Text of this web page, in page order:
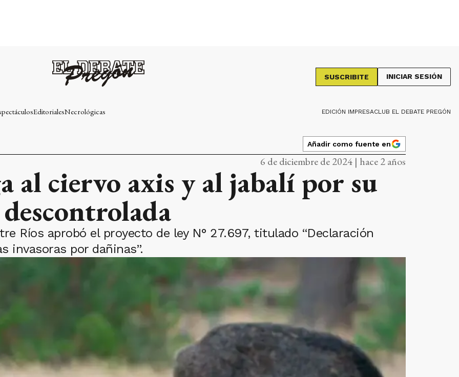
SUSCRIBITE INICIAR SESIÓN
EditorialesNecrológicas EDICIÓN IMPRESACLUB EL DEBATE PREGÓN
Añadir como fuente en
6 de diciembre de 2024 | hace 2 años
al ciervo axis y al jabalí por su
Ríos aprobó el proyecto de ley N° 27.697, titulado “Declaración
invasoras por dañinas”.